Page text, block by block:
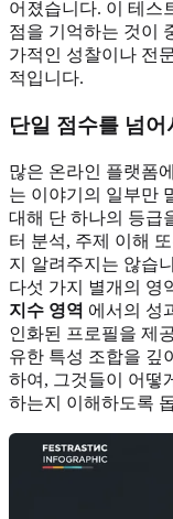
어졌습니다. 이 테스
점을 기억하는 것이
가적인 성찰이나 전
적입니다.
단일 점수를 넘
많은 온라인 플랫폼
는 이야기의 일부만
대해 단 하나의 등급
터 분석, 주제 이해
지 알려주지는 않습
다섯 가지 별개의 영
지수 영역 에서의 성
인화된 프로필을 제
유한 특성 조합을 깊
하여, 그것들이 어떻
하는지 이해하도록